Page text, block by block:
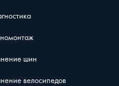
шин
велосипедов